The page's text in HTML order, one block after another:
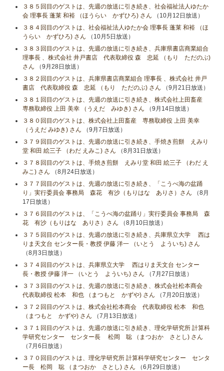
３８５回目のゲストは、先週の放送に引き続き、社会福祉法人ゆたか
会 理事長 蓬莱 和裕 （ほうらい かずひろ) さん （10月12日放送）
３８４回目のゲストは、社会福祉法人ゆたか会 理事長 蓬莱 和裕 （ほ
うらい かずひろ) さん （10月5日放送）
３８３回目のゲストは、先週の放送に引き続き、兵庫県書店商業組合
理事長 、株式会社 井戸書店 代表取締役 森 忠延 （もり ただのぶ)
さん （9月28日放送）
３８２回目のゲストは、兵庫県書店商業組合 理事長 、株式会社 井戸
書店 代表取締役 森 忠延 （もり ただのぶ) さん （9月21日放送）
３８１回目のゲストは、先週の放送に引き続き、株式会社上田畜産
専務取締役 上田 美幸 （うえだ みゆき) さん （9月14日放送）
３８０回目のゲストは、株式会社上田畜産 専務取締役 上田 美幸
（うえだ みゆき) さん （9月7日放送）
３７９回目のゲストは、先週の放送に引き続き、手焼き煎餅 えみり
堂 和田 絵三子 （わだ えみこ) さん （8月31日放送）
３７８回目のゲストは、手焼き煎餅 えみり堂 和田 絵三子 （わだ え
みこ) さん （8月24日放送）
３７７回目のゲストは、先週の放送に引き続き、「こうべ海の盆踊
り」実行委員会 事務局 森花 有沙（もりはな ありさ）さん （8月
17日放送）
３７６回目のゲストは、「こうべ海の盆踊り」実行委員会 事務局 森
花 有沙（もりはな ありさ）さん （8月10日放送）
３７５回目のゲストは、先週の放送に引き続き、兵庫県立大学 西は
りま天文台 センター長・教授 伊藤 洋一 （いとう よういち) さん
（8月3日放送）
３７４回目のゲストは、兵庫県立大学 西はりま天文台 センター
長・教授 伊藤 洋一 （いとう よういち) さん （7月27日放送）
３７３回目のゲストは、先週の放送に引き続き、株式会社松本商会
代表取締役 松本 和也 （まつもと かずや) さん （7月20日放送）
３７２回目のゲストは、株式会社松本商会 代表取締役 松本 和也
（まつもと かずや) さん （7月13日放送）
３７１回目のゲストは、先週の放送に引き続き、理化学研究所 計算科
学研究センター センター長 松岡 聡 （まつおか さとし) さん
（7月6日放送）
３７０回目のゲストは、理化学研究所 計算科学研究センター センタ
ー長 松岡 聡 （まつおか さとし) さん （6月29日放送）